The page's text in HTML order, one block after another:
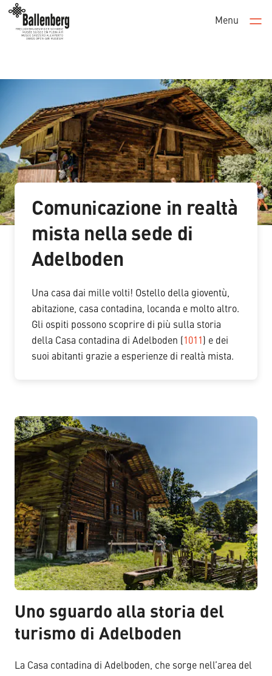
Menu
Comunicazione in realtà
mista nella sede di
Adelboden
Una casa dai mille volti! Ostello della gioventù,
abitazione, casa contadina, locanda e molto altro.
Gli ospiti possono scoprire di più sulla storia
della Casa contadina di Adelboden ( 1011 ) e dei
suoi abitanti grazie a esperienze di realtà mista.
Uno sguardo alla storia del
turismo di Adelboden
La Casa contadina di Adelboden, che sorge nell’area del